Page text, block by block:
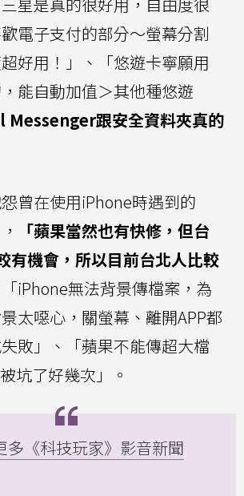
電子支付的部分～螢幕分割
好用！」、「悠遊卡寧願用
能自動加值＞其他種悠遊
Messenger跟安全資料夾真的
曾在使用iPhone時遇到的
「蘋果當然也有快修，但台
有機會，所以目前台北人比較
「iPhone無法背景傳檔案，為
太噁心，關螢幕、離開APP都
敗」、「蘋果不能傳超大檔
坑了好幾次」。
多《科技玩家》影音新聞